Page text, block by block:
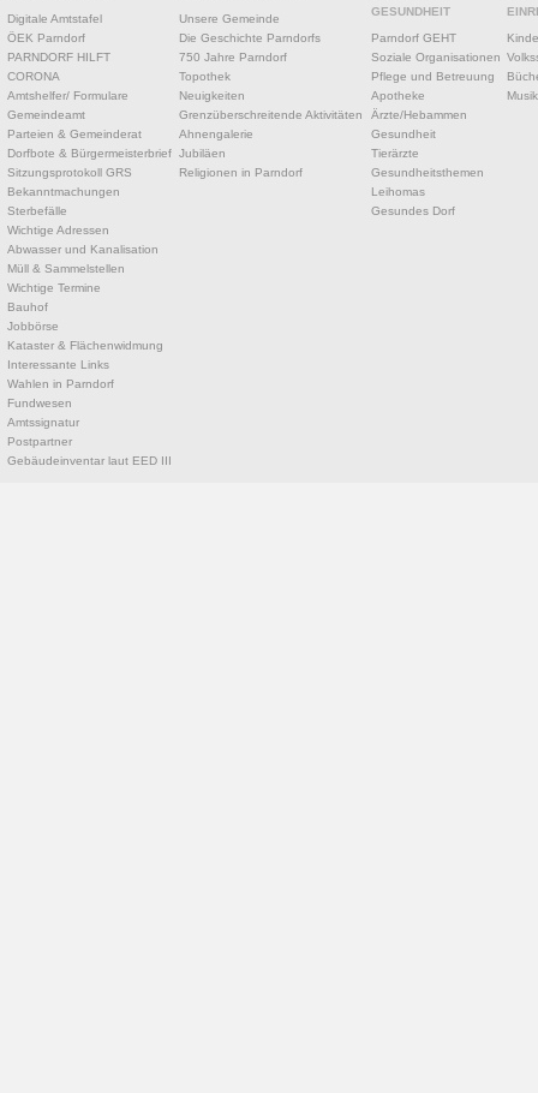
Digitale Amtstafel
ÖEK Parndorf
PARNDORF HILFT
CORONA
Amtshelfer/ Formulare
Gemeindeamt
Parteien & Gemeinderat
Dorfbote & Bürgermeisterbrief
Sitzungsprotokoll GRS
Bekanntmachungen
Sterbefälle
Wichtige Adressen
Abwasser und Kanalisation
Müll & Sammelstellen
Wichtige Termine
Bauhof
Jobbörse
Kataster & Flächenwidmung
Interessante Links
Wahlen in Parndorf
Fundwesen
Amtssignatur
Postpartner
Gebäudeinventar laut EED III
Unsere Gemeinde
Die Geschichte Parndorfs
750 Jahre Parndorf
Topothek
Neuigkeiten
Grenzüberschreitende Aktivitäten
Ahnengalerie
Jubiläen
Religionen in Parndorf
GESUNDHEIT
Parndorf GEHT
Soziale Organisationen
Pflege und Betreuung
Apotheke
Ärzte/Hebammen
Gesundheit
Tierärzte
Gesundheitsthemen
Leihomas
Gesundes Dorf